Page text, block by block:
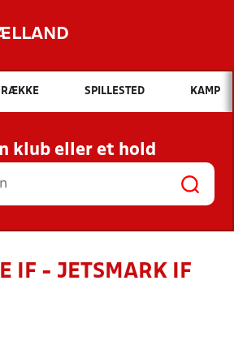
Hvad vil du søge efter?
INDHOLD OG NYHEDER
RESULTATER, KLUBBER OG
HOLD
RÆKKE SPILLESTED KAMP
klub eller et hold
IF - JETSMARK IF